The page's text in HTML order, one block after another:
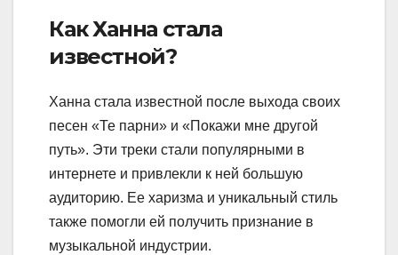
Как Ханна стала
известной?
Ханна стала известной после выхода своих
песен «Те парни» и «Покажи мне другой
путь». Эти треки стали популярными в
интернете и привлекли к ней большую
аудиторию. Ее харизма и уникальный стиль
также помогли ей получить признание в
музыкальной индустрии.